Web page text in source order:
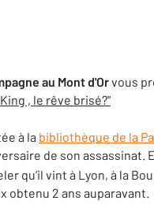
au Mont d'Orvous
, le rêve brisé?"
à la bibliothèque de la
de son assassinat.
qu’il vint à Lyon, à la
obtenu 2 ans auparavant.